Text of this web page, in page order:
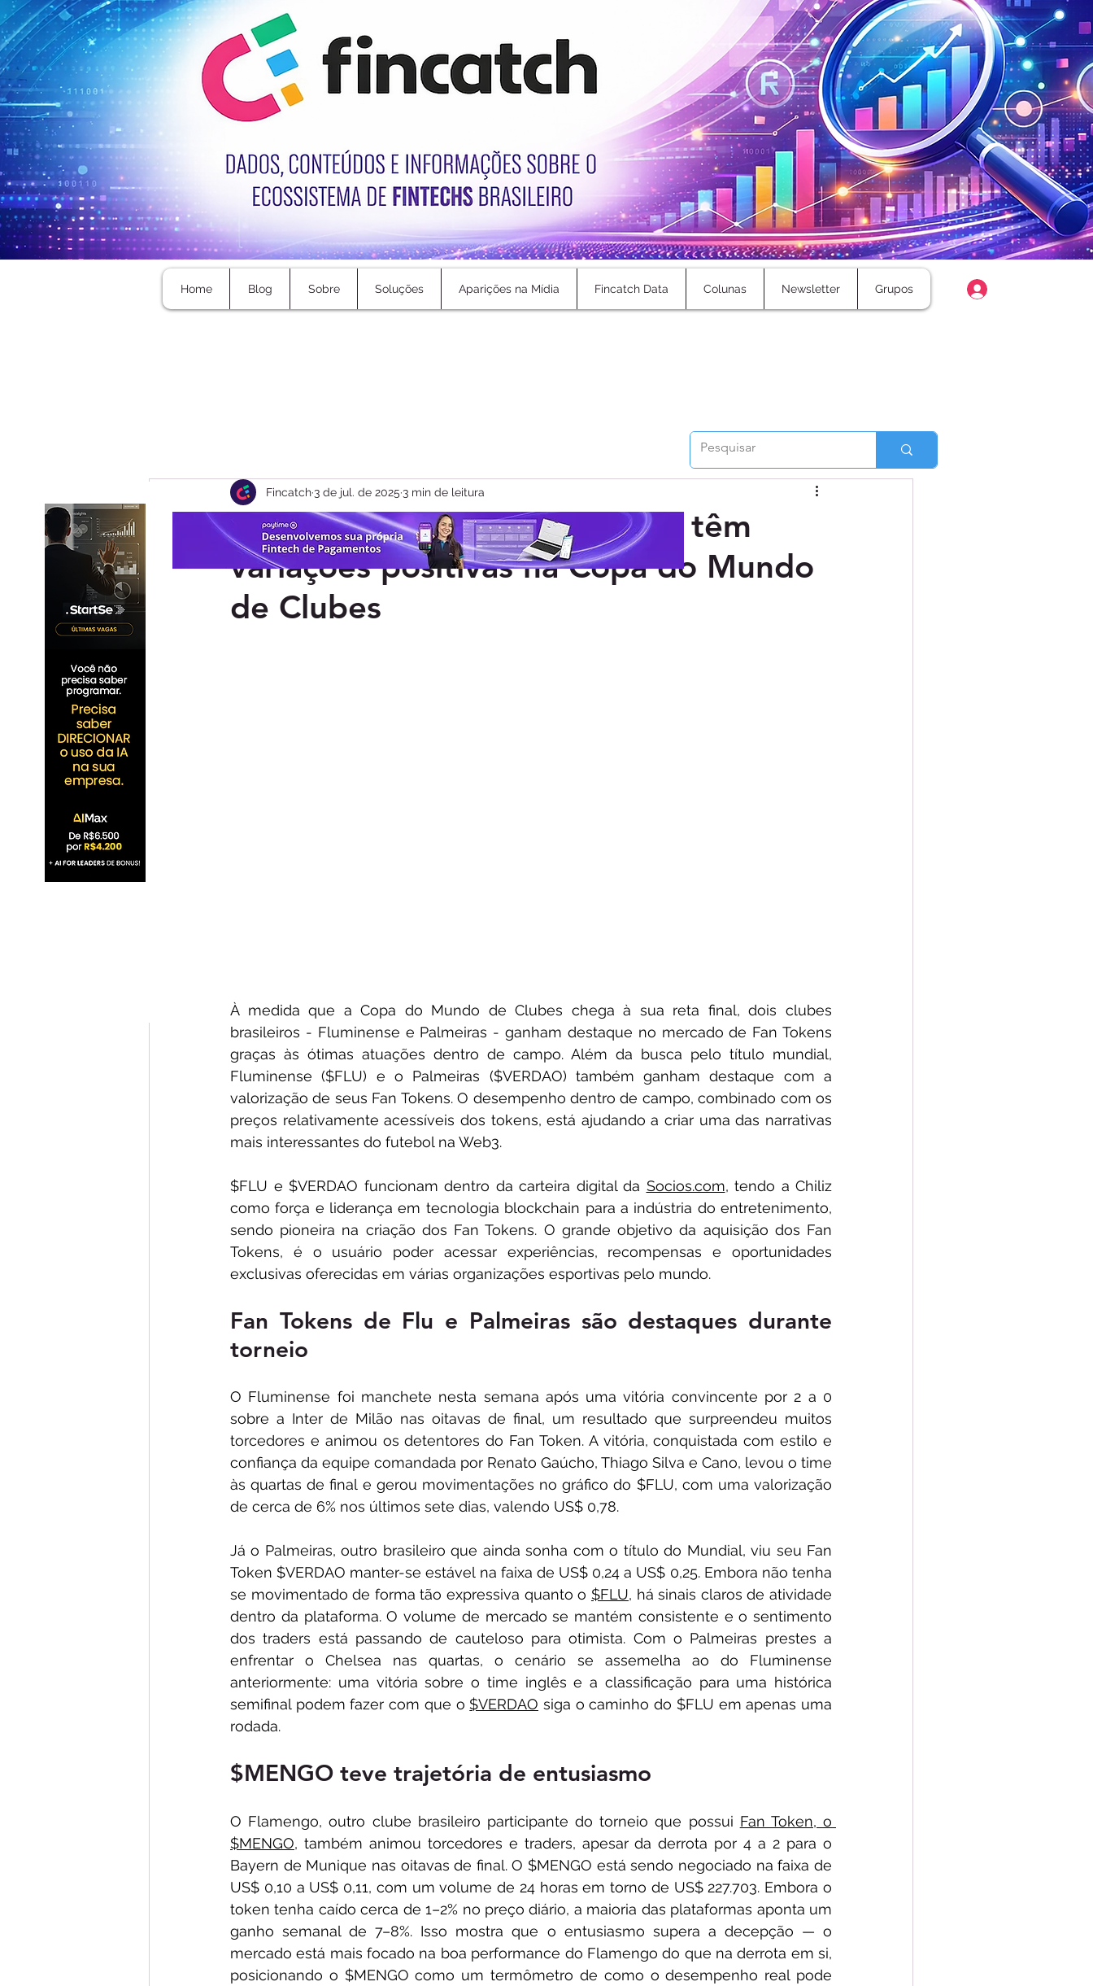
Login
Home Blog Sobre Soluções Aparições na Mídia Fincatch Data Colunas Newsletter Grupos
Fan Tokens $FLU e $VERDAO têm
variações positivas na Copa do Mundo
de Clubes
Fincatch3 de jul. de 2025 3 min de leitura
À medida que a Copa do Mundo de Clubes chega à sua reta final, dois clubes
brasileiros - Fluminense e Palmeiras - ganham destaque no mercado de Fan Tokens
graças às ótimas atuações dentro de campo. Além da busca pelo título mundial,
Fluminense ($FLU) e o Palmeiras ($VERDAO) também ganham destaque com a
valorização de seus Fan Tokens. O desempenho dentro de campo, combinado com os
preços relativamente acessíveis dos tokens, está ajudando a criar uma das narrativas
mais interessantes do futebol na Web3.
$FLU e $VERDAO funcionam dentro da carteira digital da Socios.com, tendo a Chiliz
como força e liderança em tecnologia blockchain para a indústria do entretenimento,
sendo pioneira na criação dos Fan Tokens. O grande objetivo da aquisição dos Fan
Tokens, é o usuário poder acessar experiências, recompensas e oportunidades
exclusivas oferecidas em várias organizações esportivas pelo mundo.
Fan Tokens de Flu e Palmeiras são destaques durante
torneio
O Fluminense foi manchete nesta semana após uma vitória convincente por 2 a 0
sobre a Inter de Milão nas oitavas de final, um resultado que surpreendeu muitos
torcedores e animou os detentores do Fan Token. A vitória, conquistada com estilo e
confiança da equipe comandada por Renato Gaúcho, Thiago Silva e Cano, levou o time
às quartas de final e gerou movimentações no gráfico do $FLU, com uma valorização
de cerca de 6% nos últimos sete dias, valendo US$ 0,78.
Já o Palmeiras, outro brasileiro que ainda sonha com o título do Mundial, viu seu Fan
Token $VERDAO manter-se estável na faixa de US$ 0,24 a US$ 0,25. Embora não tenha
se movimentado de forma tão expressiva quanto o $FLU, há sinais claros de atividade
dentro da plataforma. O volume de mercado se mantém consistente e o sentimento
dos traders está passando de cauteloso para otimista. Com o Palmeiras prestes a
enfrentar o Chelsea nas quartas, o cenário se assemelha ao do Fluminense
anteriormente: uma vitória sobre o time inglês e a classificação para uma histórica
semifinal podem fazer com que o $VERDAO siga o caminho do $FLU em apenas uma
rodada.
$MENGO teve trajetória de entusiasmo
O Flamengo, outro clube brasileiro participante do torneio que possui Fan Token, o
$MENGO, também animou torcedores e traders, apesar da derrota por 4 a 2 para o
Bayern de Munique nas oitavas de final. O $MENGO está sendo negociado na faixa de
US$ 0,10 a US$ 0,11, com um volume de 24 horas em torno de US$ 227.703. Embora o
token tenha caído cerca de 1–2% no preço diário, a maioria das plataformas aponta um
ganho semanal de 7–8%. Isso mostra que o entusiasmo supera a decepção — o
mercado está mais focado na boa performance do Flamengo do que na derrota em si,
posicionando o $MENGO como um termômetro de como o desempenho real pode